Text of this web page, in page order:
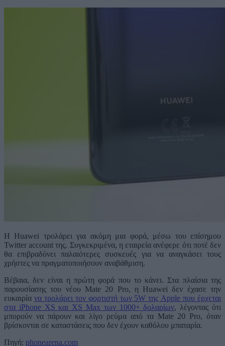
Η Huawei τρολάρει για ακόμη μια φορά, μέσω του επίσημου
Twitter account της. Συγκεκριμένα, η εταιρεία ανέφερε ότι ποτέ δεν
θα επιβραδύνει παλαιότερες συσκευές για να αναγκάσει τους
χρήστες να πραγματοποιήσουν αναβάθμιση.
Βέβαια, δεν είναι η πρώτη φορά που το κάνει. Στα πλαίσια της
παρουσίασης του νέου Mate 20 Pro, η Huawei δεν έχασε την
ευκαιρία να τρολάρει τον φορτιστή των 5W της Apple που έρχεται
στα iPhone XS και XS Max των 1000+ δολαρίων, λέγοντας ότι
μπορούν να πάρουν και λίγο ρεύμα από τα Mate 20 Pro, όταν
βρίσκονται σε καταστάσεις που δεν έχουν καθόλου μπαταρία.
Πηγή: phonearena.com